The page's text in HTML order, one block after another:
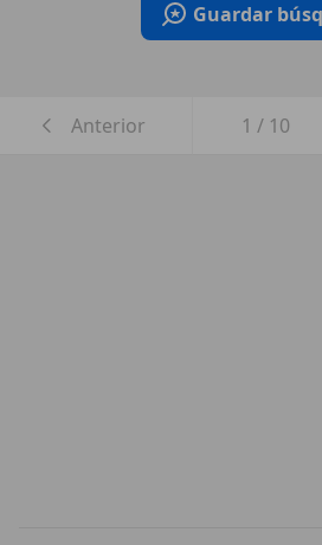
Guardar
Anterior 1 / 10